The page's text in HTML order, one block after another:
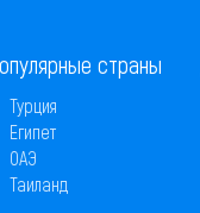
страны
Турция
Египет
ОАЭ
Таиланд